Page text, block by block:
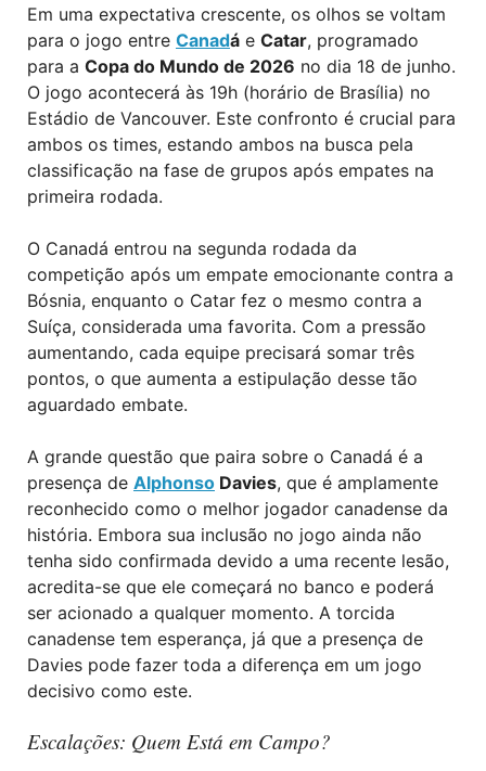
Em uma expectativa crescente, os olhos se voltam
para o jogo entre Canadá e Catar, programado
para a Copa do Mundo de 2026 no dia 18 de junho.
O jogo acontecerá às 19h (horário de Brasília) no
Estádio de Vancouver. Este confronto é crucial para
ambos os times, estando ambos na busca pela
classificação na fase de grupos após empates na
primeira rodada.
O Canadá entrou na segunda rodada da
competição após um empate emocionante contra a
Bósnia, enquanto o Catar fez o mesmo contra a
Suíça, considerada uma favorita. Com a pressão
aumentando, cada equipe precisará somar três
pontos, o que aumenta a estipulação desse tão
aguardado embate.
A grande questão que paira sobre o Canadá é a
presença de Alphonso Davies, que é amplamente
reconhecido como o melhor jogador canadense da
história. Embora sua inclusão no jogo ainda não
tenha sido confirmada devido a uma recente lesão,
acredita-se que ele começará no banco e poderá
ser acionado a qualquer momento. A torcida
canadense tem esperança, já que a presença de
Davies pode fazer toda a diferença em um jogo
decisivo como este.
Escalações: Quem Está em Campo?